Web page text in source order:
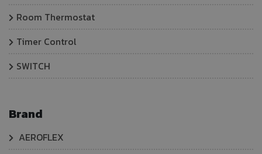
Room Thermostat
Timer Control
SWITCH
Brand
AEROFLEX